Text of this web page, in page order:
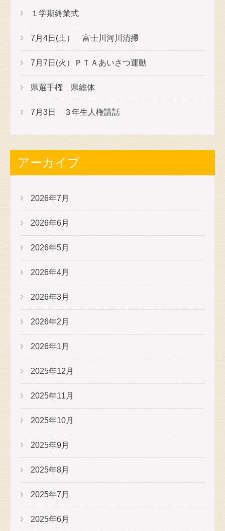
１学期終業式
7月4日(土） 富士川河川清掃
7月7日(火）ＰＴＡあいさつ運動
県選手権 県総体
7月3日 ３年生人権講話
アーカイブ
2026年7月
2026年6月
2026年5月
2026年4月
2026年3月
2026年2月
2026年1月
2025年12月
2025年11月
2025年10月
2025年9月
2025年8月
2025年7月
2025年6月